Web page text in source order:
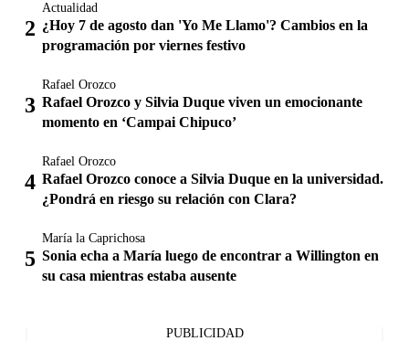
Actualidad
¿Hoy 7 de agosto dan 'Yo Me Llamo'? Cambios en la
programación por viernes festivo
Rafael Orozco
Rafael Orozco y Silvia Duque viven un emocionante
momento en ‘Campai Chipuco’
Rafael Orozco
Rafael Orozco conoce a Silvia Duque en la universidad.
¿Pondrá en riesgo su relación con Clara?
María la Caprichosa
Sonia echa a María luego de encontrar a Willington en
su casa mientras estaba ausente
PUBLICIDAD